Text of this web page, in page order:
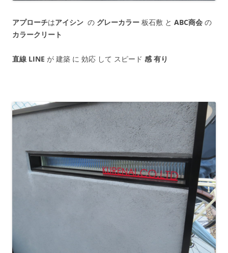
アプローチはアイシン の グレーカラー 板石敷 と ABC商会 の
カラークリート
直線 LINE が 建築 に 効応 して スピード 感 有り